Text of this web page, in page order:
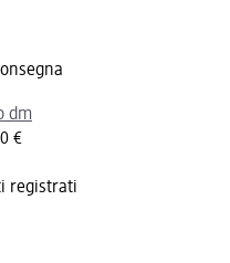
dm
€
registrati